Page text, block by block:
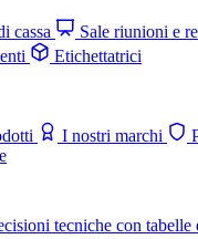
cassa
Sale riunioni e
Etichettatrici
I nostri marchi
tecniche con tabelle